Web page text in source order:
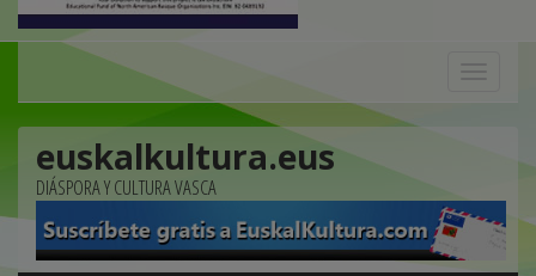
euskalkultura.eus
DIÁSPORA Y CULTURA VASCA